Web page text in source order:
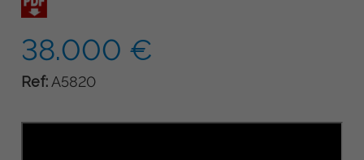
38.000 €
Ref: A5820